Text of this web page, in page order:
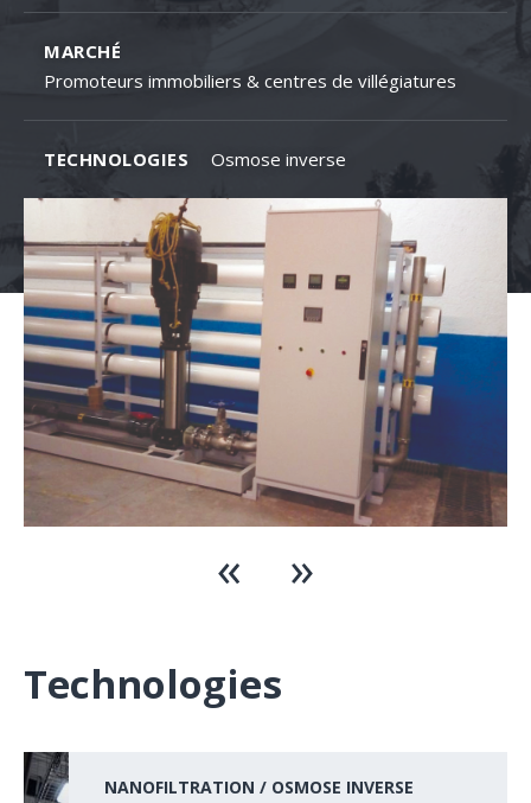
MARCHÉ
Promoteurs immobiliers & centres de villégiatures
TECHNOLOGIES Osmose inverse
Technologies
NANOFILTRATION / OSMOSE INVERSE